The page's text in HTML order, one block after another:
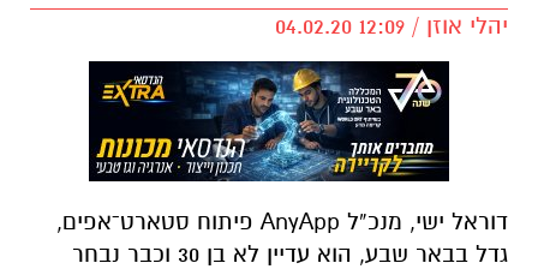
יהלי אוזן / 12:09 04.02.20
דוראל ישי, מנכ”ל AnyApp פיתוח סטארט־אפים,
גדל בבאר שבע, הוא עדיין לא בן 30 וכבר נבחר